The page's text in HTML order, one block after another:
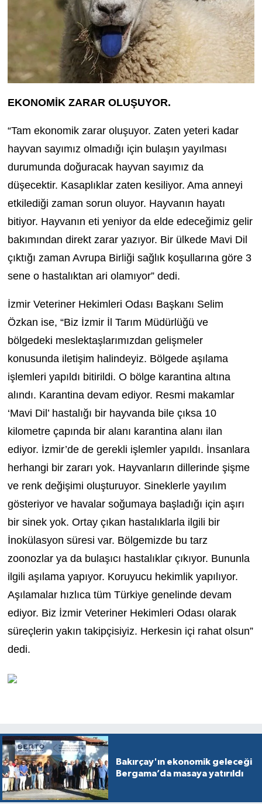
EKONOMİK ZARAR OLUŞUYOR.
“Tam ekonomik zarar oluşuyor. Zaten yeteri kadar
hayvan sayımız olmadığı için bulaşın yayılması
durumunda doğuracak hayvan sayımız da
düşecektir. Kasaplıklar zaten kesiliyor. Ama anneyi
etkilediği zaman sorun oluyor. Hayvanın hayatı
bitiyor. Hayvanın eti yeniyor da elde edeceğimiz gelir
bakımından direkt zarar yazıyor. Bir ülkede Mavi Dil
çıktığı zaman Avrupa Birliği sağlık koşullarına göre 3
sene o hastalıktan ari olamıyor” dedi.
İzmir Veteriner Hekimleri Odası Başkanı Selim
Özkan ise, “Biz İzmir İl Tarım Müdürlüğü ve
bölgedeki meslektaşlarımızdan gelişmeler
konusunda iletişim halindeyiz. Bölgede aşılama
işlemleri yapıldı bitirildi. O bölge karantina altına
alındı. Karantina devam ediyor. Resmi makamlar
‘Mavi Dil’ hastalığı bir hayvanda bile çıksa 10
kilometre çapında bir alanı karantina alanı ilan
ediyor. İzmir’de de gerekli işlemler yapıldı. İnsanlara
herhangi bir zararı yok. Hayvanların dillerinde şişme
ve renk değişimi oluşturuyor. Sineklerle yayılım
gösteriyor ve havalar soğumaya başladığı için aşırı
bir sinek yok. Ortay çıkan hastalıklarla ilgili bir
İnokülasyon süresi var. Bölgemizde bu tarz
zoonozlar ya da bulaşıcı hastalıklar çıkıyor. Bununla
ilgili aşılama yapıyor. Koruyucu hekimlik yapılıyor.
Aşılamalar hızlıca tüm Türkiye genelinde devam
ediyor. Biz İzmir Veteriner Hekimleri Odası olarak
süreçlerin yakın takipçisiyiz. Herkesin içi rahat olsun”
dedi.
Bakırçay'ın ekonomik geleceği
Bergama’da masaya yatırıldı